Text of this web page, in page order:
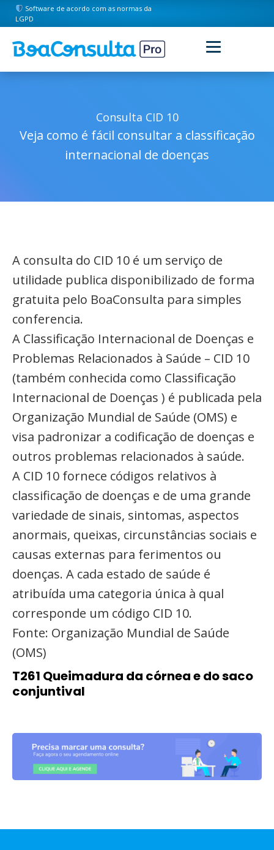
Software de acordo com as normas da
LGPD
Consulta CID 10
Veja como é fácil consultar a classificação
internacional de doenças
A consulta do CID 10 é um serviço de
utilidade publica disponibilizado de forma
gratuita pelo BoaConsulta para simples
conferencia.
A Classificação Internacional de Doenças e
Problemas Relacionados à Saúde – CID 10
(também conhecida como Classificação
Internacional de Doenças ) é publicada pela
Organização Mundial de Saúde (OMS) e
visa padronizar a codificação de doenças e
outros problemas relacionados à saúde.
A CID 10 fornece códigos relativos à
classificação de doenças e de uma grande
variedade de sinais, sintomas, aspectos
anormais, queixas, circunstâncias sociais e
causas externas para ferimentos ou
doenças. A cada estado de saúde é
atribuída uma categoria única à qual
corresponde um código CID 10.
Fonte: Organização Mundial de Saúde
(OMS)
T261 Queimadura da córnea e do saco
conjuntival